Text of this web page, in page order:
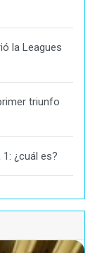
la Leagues
triunfo
¿cuál es?